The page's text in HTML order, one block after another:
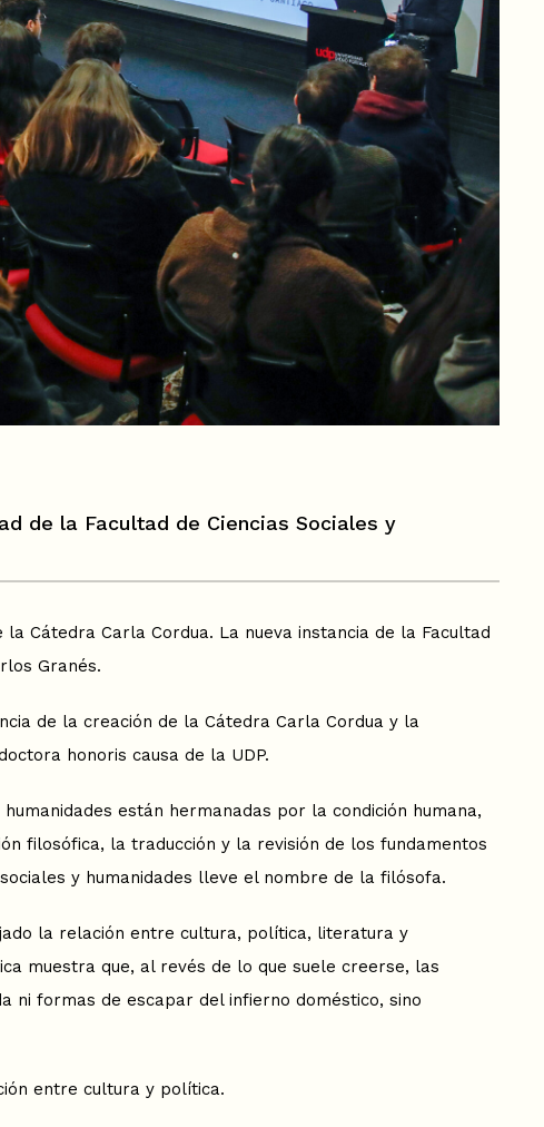
de la Facultad de Ciencias Sociales y
Cátedra Carla Cordua. La nueva instancia de la Facultad
Granés.
de la creación de la Cátedra Carla Cordua y la
honoris causa de la UDP.
están hermanadas por la condición humana,
filosófica, la traducción y la revisión de los fundamentos
y humanidades lleve el nombre de la filósofa.
la relación entre cultura, política, literatura y
muestra que, al revés de lo que suele creerse, las
ni formas de escapar del infierno doméstico, sino
entre cultura y política.